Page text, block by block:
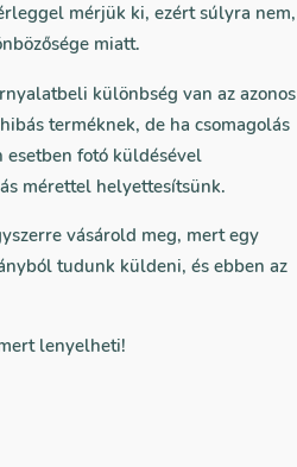
mérjük ki, ezért súlyra nem,
miatt.
különbség van az azonos
terméknek, de ha csomagolás
fotó küldésével
mérettel helyettesítsünk.
vásárold meg, mert egy
tudunk küldeni, és ebben az
lenyelheti!